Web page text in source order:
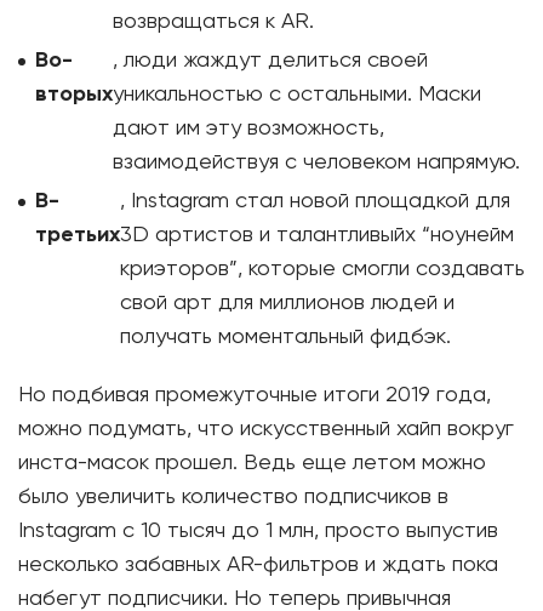
возвращаться к AR.
Во-
вторых
, люди жаждут делиться своей
уникальностью с остальными. Маски
дают им эту возможность,
взаимодействуя с человеком напрямую.
В-
третьих
, Instagram стал новой площадкой для
3D артистов и талантливыйх “ноунейм
криэторов”, которые смогли создавать
свой арт для миллионов людей и
получать моментальный фидбэк.
Но подбивая промежуточные итоги 2019 года,
можно подумать, что искусственный хайп вокруг
инста-масок прошел. Ведь еще летом можно
было увеличить количество подписчиков в
Instagram с 10 тысяч до 1 млн, просто выпустив
несколько забавных AR-фильтров и ждать пока
набегут подписчики. Но теперь привычная